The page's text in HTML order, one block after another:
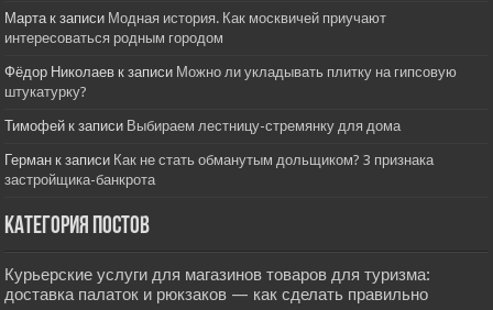
Марта к записи Модная история. Как москвичей приучают
интересоваться родным городом
Фёдор Николаев к записи Можно ли укладывать плитку на гипсовую
штукатурку?
Тимофей к записи Выбираем лестницу-стремянку для дома
Герман к записи Как не стать обманутым дольщиком? 3 признака
застройщика-банкрота
Категория постов
Курьерские услуги для магазинов товаров для туризма:
доставка палаток и рюкзаков — как сделать правильно